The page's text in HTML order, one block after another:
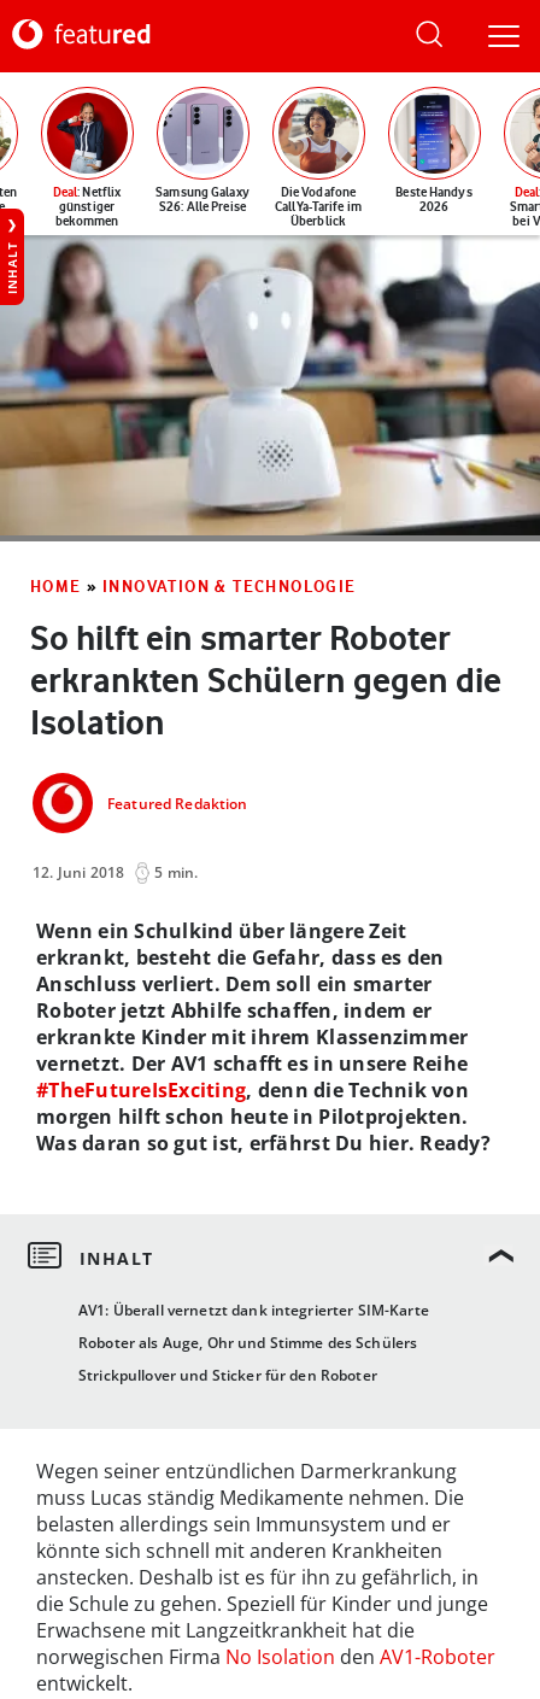
Deal: Netflix
günstiger
bekommen
Samsung Galaxy
S26: Alle Preise
Die Vodafone
CallYa-Tarife im
Überblick
Beste Handys
2026
Deal
bei
INHALT
HOME » INNOVATION & TECHNOLOGIE
So hilft ein smarter Roboter
erkrankten Schülern gegen die
Isolation
Featured Redaktion
12. Juni 2018 5 min.
AV1: Überall vernetzt dank integrierter SIM-Karte
Roboter als Auge, Ohr und Stimme des Schülers
Strickpullover und Sticker für den Roboter
Wenn ein Schulkind über längere Zeit
erkrankt, besteht die Gefahr, dass es den
Anschluss verliert. Dem soll ein smarter
Roboter jetzt Abhilfe schaffen, indem er
erkrankte Kinder mit ihrem Klassenzimmer
vernetzt. Der AV1 schafft es in unsere Reihe
#TheFutureIsExciting, denn die Technik von
morgen hilft schon heute in Pilotprojekten.
Was daran so gut ist, erfährst Du hier. Ready?
Wegen seiner entzündlichen Darmerkrankung
muss Lucas ständig Medikamente nehmen. Die
belasten allerdings sein Immunsystem und er
könnte sich schnell mit anderen Krankheiten
anstecken. Deshalb ist es für ihn zu gefährlich, in
die Schule zu gehen. Speziell für Kinder und junge
Erwachsene mit Langzeitkrankheit hat die
norwegischen Firma No Isolation den AV1-Roboter
entwickelt.